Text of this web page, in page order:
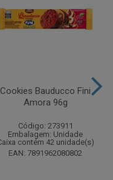
Cookies Bauducco Fini
Amora 96g
Código: 273911
Embalagem: Unidade
contém 42 unidade(s)
EAN: 7891962080802